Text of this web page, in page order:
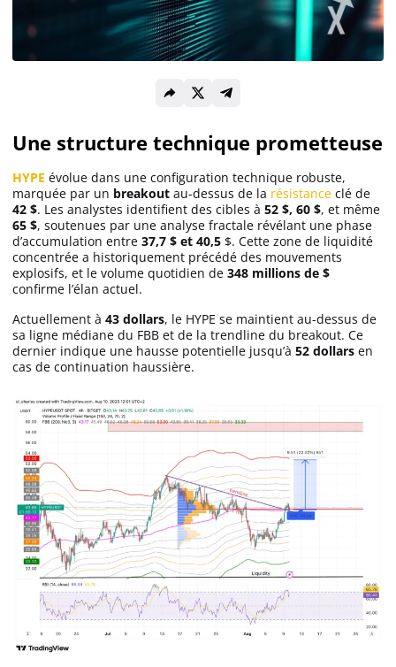
Cryptomonnaies
Bitcoin (BTC)
Solana (SOL)
Ripple (XRP)
Dogecoin (DOGE)
Binance Coin (BNB)
Trading
C’est quoi ?
Meilleur Broker
Apprendre
Indicateurs techniques
Investir
Une structure technique prometteuse
HYPE évolue dans une configuration technique robuste,
marquée par un breakout au-dessus de la résistance clé de
42 $. Les analystes identifient des cibles à 52 $, 60 $, et même
65 $, soutenues par une analyse fractale révélant une phase
d’accumulation entre 37,7 $ et 40,5 $. Cette zone de liquidité
concentrée a historiquement précédé des mouvements
explosifs, et le volume quotidien de 348 millions de $
confirme l’élan actuel.
Actuellement à 43 dollars, le HYPE se maintient au-dessus de
sa ligne médiane du FBB et de la trendline du breakout. Ce
dernier indique une hausse potentielle jusqu’à 52 dollars en
cas de continuation haussière.